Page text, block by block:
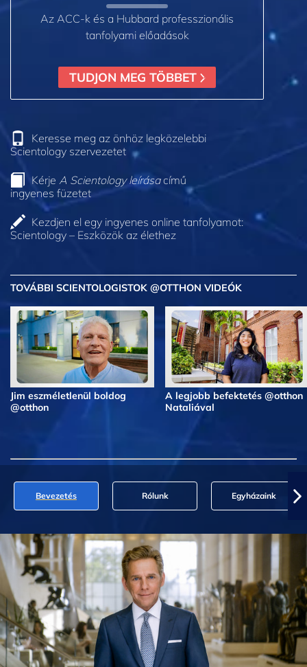
Az ACC-k és a Hubbard professzionális
tanfolyami előadások
TUDJON MEG TÖBBET
Keresse meg az önhöz legközelebbi
Scientology szervezetet
Kérje A Scientology leírásacímű
ingyenes füzetet
Kezdjen el egy ingyenes online tanfolyamot:
Scientology – Eszközök az élethez
TOVÁBBI SCIENTOLOGISTOK @OTTHON VIDEÓK
Jim eszméletlenül boldog
@otthon
A legjobb befektetés @otthon
Nataliával
Bevezetés Rólunk Egyházaink